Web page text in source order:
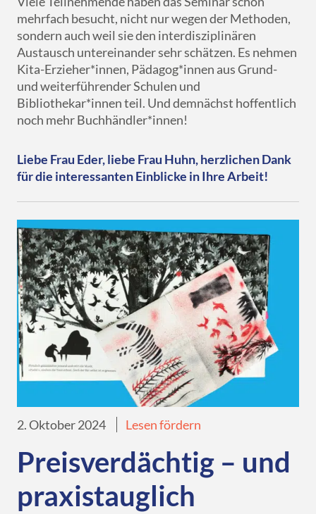
mehrfach besucht, nicht nur wegen der Methoden,
sondern auch weil sie den interdisziplinären
Austausch untereinander sehr schätzen. Es nehmen
Kita-Erzieher*innen, Pädagog*innen aus Grund-
und weiterführender Schulen und
Bibliothekar*innen teil. Und demnächst hoffentlich
noch mehr Buchhändler*innen!
Liebe Frau Eder, liebe Frau Huhn, herzlichen Dank
für die interessanten Einblicke in Ihre Arbeit!
2. Oktober 2024 Lesen fördern
Preisverdächtig – und
praxistauglich